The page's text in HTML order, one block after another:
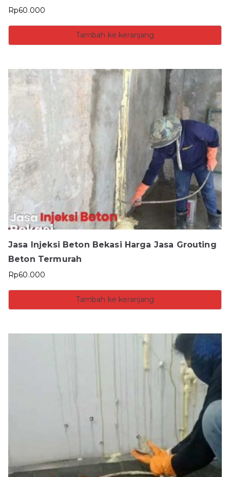
Rp60.000
Tambah ke keranjang
Jasa Injeksi Beton Bekasi Harga Jasa Grouting
Beton Termurah
Rp60.000
Tambah ke keranjang